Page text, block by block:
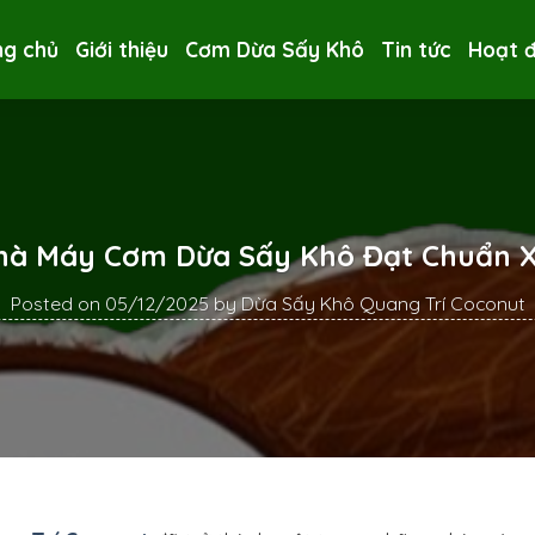
chủ Giới thiệu Cơm Dừa Sấy Khô Tin tức Hoạt
Máy Cơm Dừa Sấy Khô Đạt Chuẩn
Posted on 05/12/2025byDừa Sấy Khô Quang Trí Coconut